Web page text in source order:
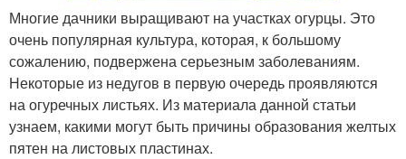
Многие дачники выращивают на участках огурцы. Это
очень популярная культура, которая, к большому
сожалению, подвержена серьезным заболеваниям.
Некоторые из недугов в первую очередь проявляются
на огуречных листьях. Из материала данной статьи
узнаем, какими могут быть причины образования желтых
пятен на листовых пластинах.